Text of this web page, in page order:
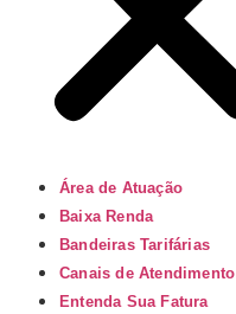
Área de Atuação
Baixa Renda
Bandeiras Tarifárias
Canais de Atendimento
Entenda Sua Fatura